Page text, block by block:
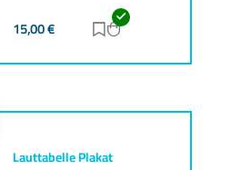
15,00€ Zur Merkliste
Zum Warenkorb
Lauttabelle Plakat